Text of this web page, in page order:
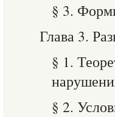
§ 3.
Глава 3.
§ 1.
§ 2.